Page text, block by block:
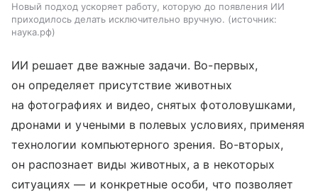
Новый подход ускоряет работу, которую до появления ИИ
приходилось делать исключительно вручную.
источник:
наука.рф
ИИ решает две важные задачи. Во-первых,
он определяет присутствие животных
на фотографиях и видео, снятых фотоловушками,
дронами и учеными в полевых условиях, применяя
технологии компьютерного зрения. Во-вторых,
он распознает виды животных, а в некоторых
ситуациях — и конкретные особи, что позволяет